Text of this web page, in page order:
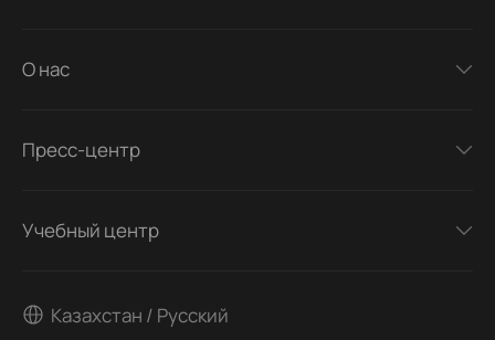
О нас
Пресс-центр
Учебный центр
Казахстан / Русский